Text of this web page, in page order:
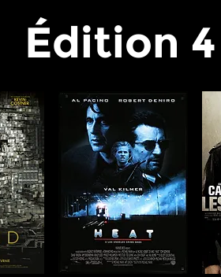
Édition 4